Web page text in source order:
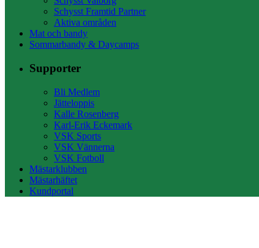
Schysst Framtid Partner
Aktiva områden
Mat och bandy
Sommarbandy & Daycamps
Supporter
Bli Medlem
Jätteloppis
Kalle Rosenberg
Karl-Erik Eckemark
VSK Sports
VSK Vännerna
VSK Fotboll
Mästarklubben
Mästarhäftet
Kundportal